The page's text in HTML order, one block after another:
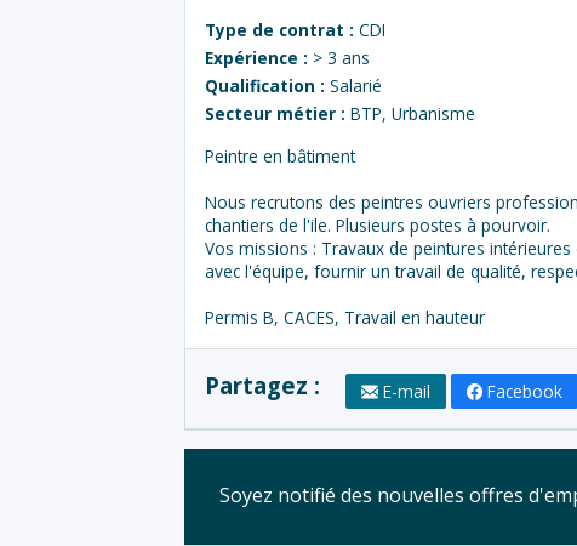
Type de contrat : CDI
Expérience : > 3 ans
Qualification : Salarié
Secteur métier : BTP, Urbanisme
Peintre en bâtiment
Nous recrutons des peintres ouvriers
chantiers de l'ile. Plusieurs postes à pourvoir.
Vos missions : Travaux de peintures
avec l'équipe, fournir un travail de qualité,
Permis B, CACES, Travail en hauteur
Partagez : E-mail Facebook
Soyez notifié des nouvelles offres